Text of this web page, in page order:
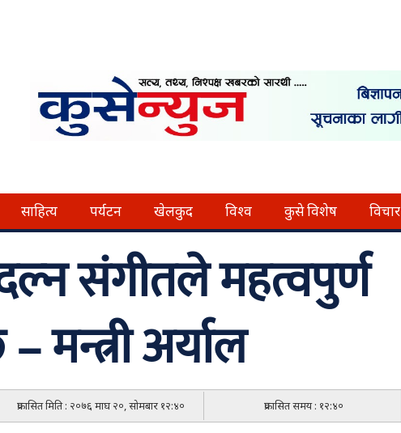
साहित्य पर्यटन खेलकुद विश्व कुसे विशेष विचार
संगीतले महत्वपुर्ण
अर्याल
प्रकासित मिति : २०७६ माघ २०, सोमबार १२:४० प्रकासित समय : १२:४०